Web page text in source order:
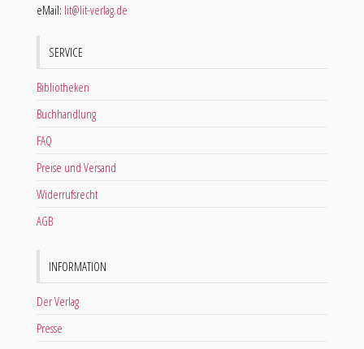
eMail: lit@lit-verlag.de
SERVICE
Bibliotheken
Buchhandlung
FAQ
Preise und Versand
Widerrufsrecht
AGB
INFORMATION
Der Verlag
Presse